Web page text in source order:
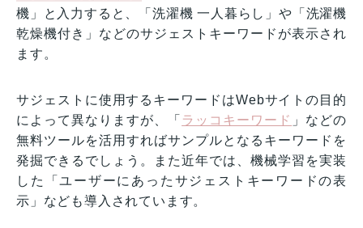
機」と入力すると、「洗濯機 一人暮らし」や「洗濯機
乾燥機付き」などのサジェストキーワードが表示され
ます。
サジェストに使用するキーワードはWebサイトの目的
によって異なりますが、「 ラッコキーワード 」などの
無料ツールを活用すればサンプルとなるキーワードを
発掘できるでしょう。また近年では、機械学習を実装
した「ユーザーにあったサジェストキーワードの表
示」なども導入されています。